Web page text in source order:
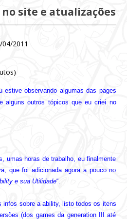
site e atualizações
04/2011
observando algumas das pages
alguns outros tópicos que eu criei no
umas horas de trabalho, eu finalmente
que foi adicionada agora a pouco no
e sua Utilidade“.
infos sobre a ability, listo todos os itens
(dos games da generation III até